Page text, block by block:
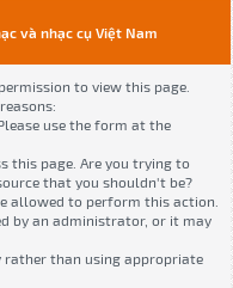
và nhạc cụ Việt Nam
to view this page.
use the form at the
this page. Are you trying to
that you shouldn't be?
allowed to perform this action.
by an administrator, or it may
rather than using appropriate